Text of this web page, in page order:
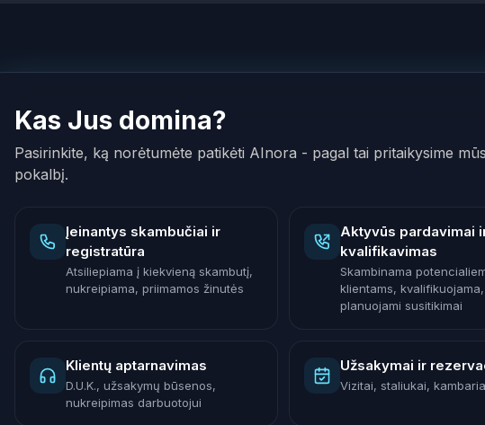
Kas Jus domina?
Pasirinkite, ką norėtumėte patikėti AInora - pagal tai pritaikysime
pokalbį.
Įeinantys skambučiai ir
registratūra
Atsiliepiama į kiekvieną skambutį,
nukreipiama, priimamos žinutės
Aktyvūs pardavimai
kvalifikavimas
Skambinama
klientams, kvalifikuojama,
planuojami susitikimai
Klientų aptarnavimas
D.U.K., užsakymų būsenos,
nukreipimas darbuotojui
Užsakymai ir
Vizitai, staliukai,